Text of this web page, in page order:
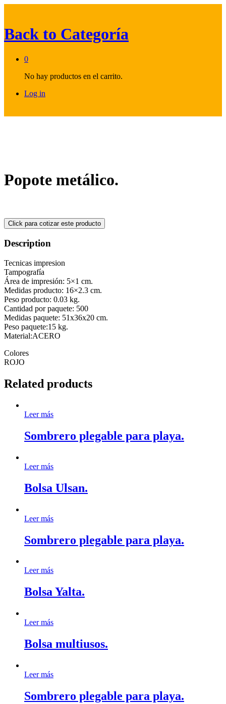
Back to Categoría
0
No hay productos en el carrito.
Log in
Popote metálico.
Description
Tecnicas impresion
Tampografía
Área de impresión: 5×1 cm.
Medidas producto: 16×2.3 cm.
Peso producto: 0.03 kg.
Cantidad por paquete: 500
Medidas paquete: 51x36x20 cm.
Peso paquete:15 kg.
Material:ACERO
Colores
ROJO
Related products
Leer más
Sombrero plegable para playa.
Leer más
Bolsa Ulsan.
Leer más
Sombrero plegable para playa.
Leer más
Bolsa Yalta.
Leer más
Bolsa multiusos.
Leer más
Sombrero plegable para playa.